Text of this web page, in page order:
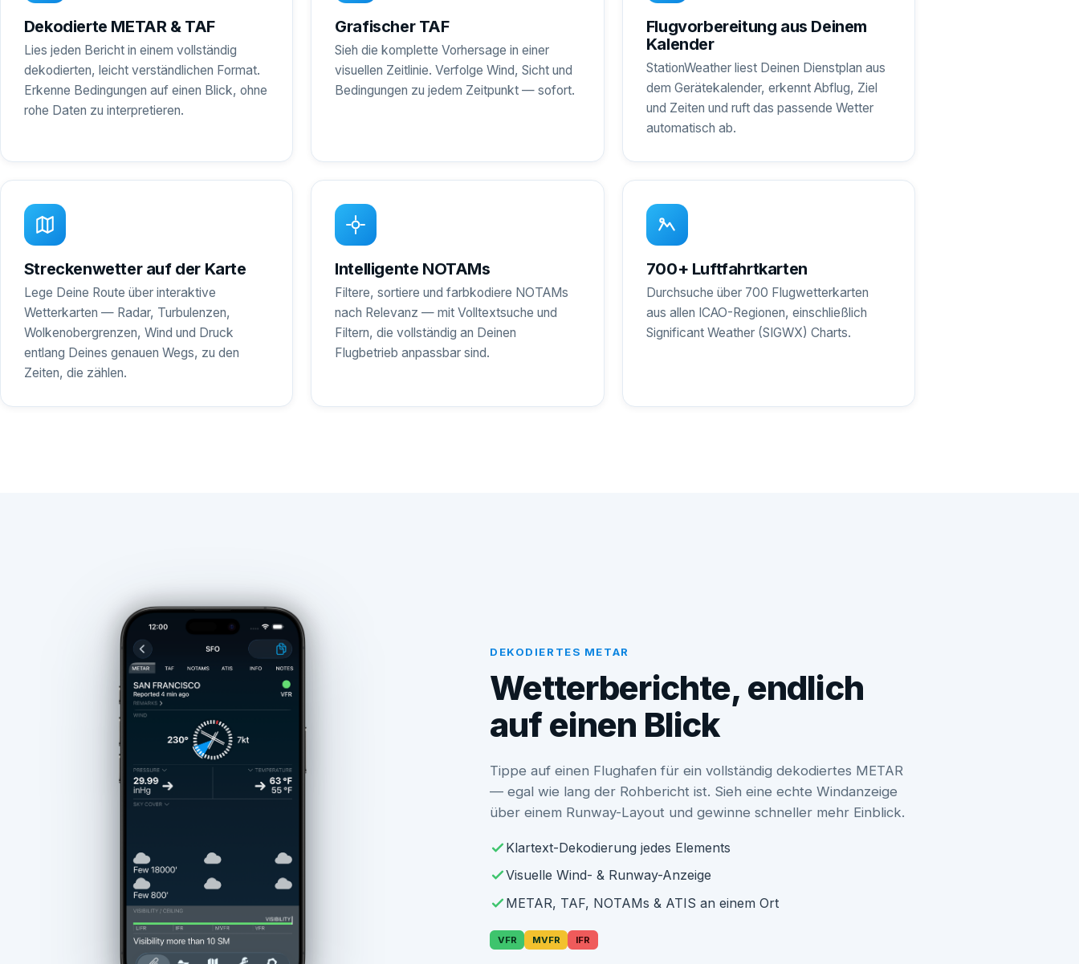
Dekodierte METAR & TAF
Lies jeden Bericht in einem vollständig
dekodierten, leicht verständlichen Format.
Erkenne Bedingungen auf einen Blick, ohne
rohe Daten zu interpretieren.
Grafischer TAF
Sieh die komplette Vorhersage in einer
visuellen Zeitlinie. Verfolge Wind, Sicht und
Bedingungen zu jedem Zeitpunkt — sofort.
Flugvorbereitung aus Deinem
Kalender
StationWeather liest Deinen Dienstplan aus
dem Gerätekalender, erkennt Abflug, Ziel
und Zeiten und ruft das passende Wetter
automatisch ab.
Streckenwetter auf der Karte
Lege Deine Route über interaktive
Wetterkarten — Radar, Turbulenzen,
Wolkenobergrenzen, Wind und Druck
entlang Deines genauen Wegs, zu den
Zeiten, die zählen.
Intelligente NOTAMs
Filtere, sortiere und farbkodiere NOTAMs
nach Relevanz — mit Volltextsuche und
Filtern, die vollständig an Deinen
Flugbetrieb anpassbar sind.
700+ Luftfahrtkarten
Durchsuche über 700 Flugwetterkarten
aus allen ICAO-Regionen, einschließlich
Significant Weather (SIGWX) Charts.
DEKODIERTES METAR
Wetterberichte, endlich
auf einen Blick
Tippe auf einen Flughafen für ein vollständig dekodiertes METAR
— egal wie lang der Rohbericht ist. Sieh eine echte Windanzeige
über einem Runway-Layout und gewinne schneller mehr Einblick.
Klartext-Dekodierung jedes Elements
Visuelle Wind- & Runway-Anzeige
METAR, TAF, NOTAMs & ATIS an einem Ort
VFR MVFR IFR